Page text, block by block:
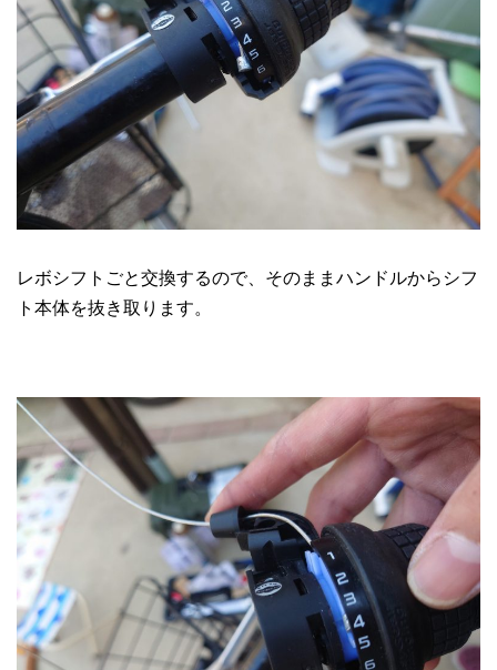
レボシフトごと交換するので、そのままハンドルからシフ
ト本体を抜き取ります。